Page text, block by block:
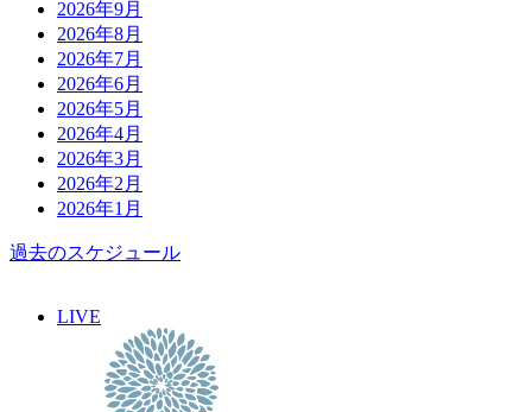
2026年9月
2026年8月
2026年7月
2026年6月
2026年5月
2026年4月
2026年3月
2026年2月
2026年1月
過去のスケジュール
LIVE